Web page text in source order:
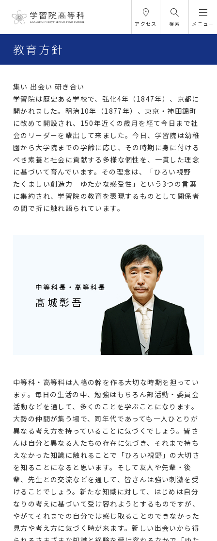
アクセス 検索 メニュー
教育方針
集い 出会い 研き合い
学習院は歴史ある学校で、弘化4年（1847年）、京都に
開かれました。明治10年（1877年）、東京・神田錦町
に改めて開設され、150年近くの歳月を経て今日まで社
会のリーダーを輩出して来ました。今日、学習院は幼稚
園から大学院までの学齢に応じ、その時期に身に付ける
べき素養と社会に貢献する多様な個性を、一貫した理念
に基づいて育んでいます。その理念は、「ひろい視野
たくましい創造力 ゆたかな感受性」という3つの言葉
に集約され、学習院の教育を表現するものとして関係者
の間で折に触れ語られています。
中等科・高等科は人格の幹を作る大切な時期を担ってい
ます。毎日の生活の中、勉強はもちろん部活動・委員会
活動などを通して、多くのことを学ぶことになります。
大勢の仲間が集う場で、同年代であっても一人ひとりが
異なる考え方を持っていることに気づくでしょう。皆さ
んは自分と異なる人たちの存在に気づき、それまで持ち
えなかった知識に触れることで「ひろい視野」の大切さ
を知ることになると思います。そして友人や先輩・後
輩、先生との交流などを通して、皆さんは強い刺激を受
けることでしょう。新たな知識に対して、はじめは自分
なりの考えに基づいて受け容れようとするものですが、
やがてそれまでの自分では感じ取ることのできなかった
見方や考え方に気づく時が来ます。新しい出会いから得